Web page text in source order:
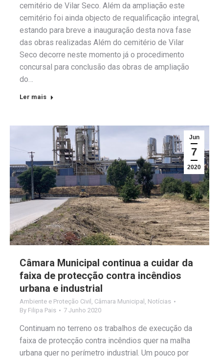
cemitério de Vilar Seco. Além da ampliação este
cemitério foi ainda objecto de requalificação integral,
estando para breve a inauguração desta nova fase
das obras realizadas Além do cemitério de Vilar
Seco decorre neste momento já o procedimento
concursal para conclusão das obras de ampliação
do…
Ler mais
Jun
7
2020
Câmara Municipal continua a cuidar da
faixa de protecção contra incêndios
urbana e industrial
Ambiente e Proteção Civil Câmara Municipal
Notícias
By Filipa Pais 7 Junho 2020
Continuam no terreno os trabalhos de execução da
faixa de protecção contra incêndios quer na malha
urbana quer no perímetro industrial. Um pouco por